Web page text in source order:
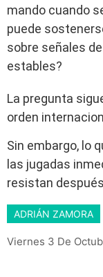
mando cuando
puede
sobre señales
estables?
La pregunta
orden
Sin embargo, lo
las jugadas
resistan
ADRIÁN ZAMORA
Viernes 3 De